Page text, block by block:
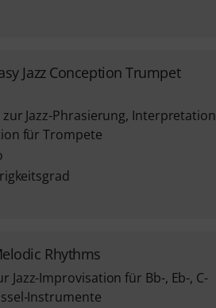
Jazz Conception Trumpet
zur Jazz-Phrasierung, Interpretation
für Trompete
Rhythms
Jazz-Improvisation für Bb-, Eb-, C-
Instrumente